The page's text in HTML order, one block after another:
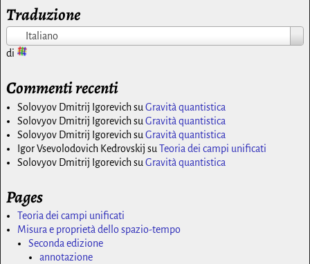
Traduzione
Italiano
di
Commenti recenti
Solovyov Dmitrij Igorevichsu Gravità quantistica
Solovyov Dmitrij Igorevichsu Gravità quantistica
Solovyov Dmitrij Igorevichsu Gravità quantistica
Igor Vsevolodovich Kedrovskij su Teoria dei campi unificati
Solovyov Dmitrij Igorevichsu Gravità quantistica
Pages
Teoria dei campi unificati
Misura e proprietà dello spazio-tempo
Seconda edizione
annotazione